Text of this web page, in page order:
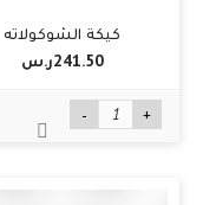
كيكة الشوكولاته
241.50ر.س‏
- +